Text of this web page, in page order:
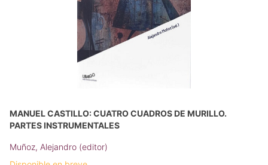
MANUEL CASTILLO: CUATRO CUADROS DE MURILLO.
PARTES INSTRUMENTALES
Muñoz, Alejandro (editor)